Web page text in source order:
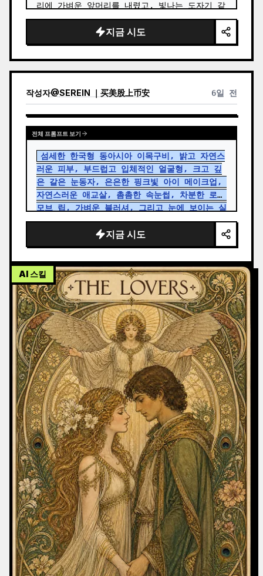
리에 가벼운 앞머리를 내렸고, 빛나는 도자기 같
은 피부, 부드러운 갈색 눈동자, 자연스럽게 정
돈된 눈썹, 발그레한 볼, 코랄 핑크빛 입술을 하
고 있습니다…
지금 시도
작성자@SEREIN ｜买美股上币安 6일 전
전체 프롬프트 보기
섬세한 한국형 동아시아 이목구비, 밝고 자연스
러운 피부, 부드럽고 입체적인 얼굴형, 크고 깊
은 갈은 눈동자, 은은한 핑크빛 아이 메이크업,
자연스러운 애교살, 촘촘한 속눈썹, 차분한 로즈
모브 립, 가벼운 블러셔, 그리고 눈에 보이는 실
감 나는 피부 질감을 가진 20대 여성 의 매우
사실적인 수직형 거울 셀카 초상화를 생성하세
요. 그녀는 {argument name="hair…
지금 시도
AI 스킬